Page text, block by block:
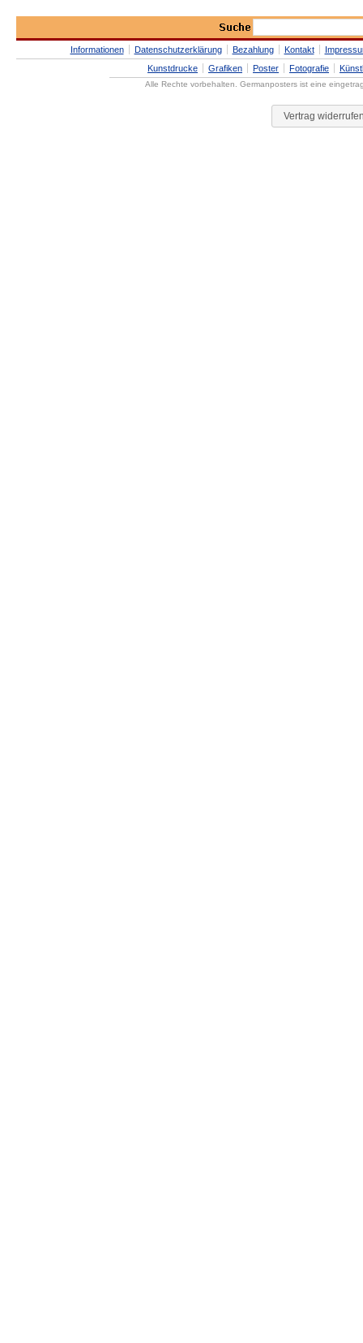
Informationen Datenschutzerklärung Bezahlung Kontakt
Kunstdrucke
Grafiken Poster Fotografie
Alle Rechte vorbehalten. Germanposters ist eine
Vertrag